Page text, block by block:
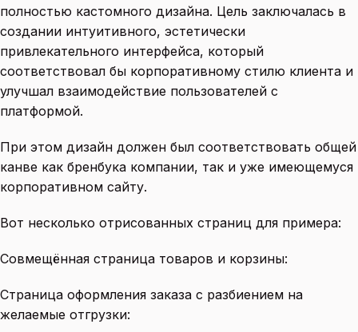
полностью кастомного дизайна. Цель заключалась в
создании интуитивного, эстетически
привлекательного интерфейса, который
соответствовал бы корпоративному стилю клиента и
улучшал взаимодействие пользователей с
платформой.
При этом дизайн должен был соответствовать общей
канве как бренбука компании, так и уже имеющемуся
корпоративном сайту.
Вот несколько отрисованных страниц для примера:
Совмещённая страница товаров и корзины:
Страница оформления заказа с разбиением на
желаемые отгрузки: